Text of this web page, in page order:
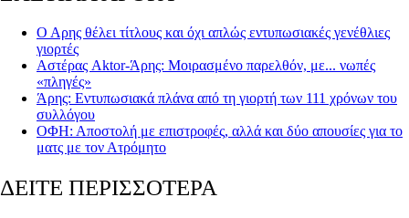
Ο Αρης θέλει τίτλους και όχι απλώς εντυπωσιακές γενέθλιες
γιορτές
Αστέρας Aktor-Άρης: Μοιρασμένο παρελθόν, με... νωπές
«πληγές»
Άρης: Εντυπωσιακά πλάνα από τη γιορτή των 111 χρόνων του
συλλόγου
ΟΦΗ: Αποστολή με επιστροφές, αλλά και δύο απουσίες για το
ματς με τον Ατρόμητο
ΔΕΙΤΕ ΠΕΡΙΣΣΟΤΕΡΑ